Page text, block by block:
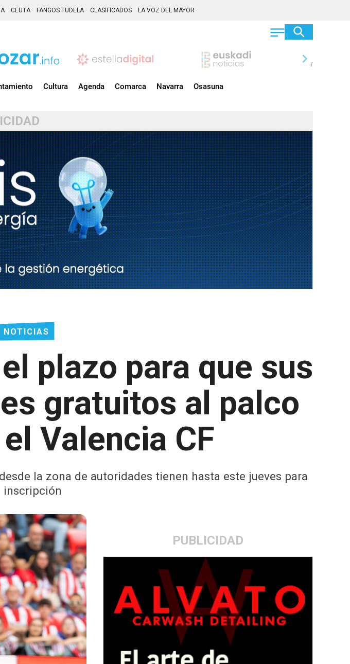
CEUTA FANGOS TUDELA CLASIFICADOS LA VOZ DEL MAYOR
chevron_right
Cultura Agenda Comarca Navarra Osasuna
NOTICIAS
plazo para que sus
gratuitos al palco
Valencia CF
la zona de autoridades tienen hasta este jueves para
inscripción
PUBLICIDAD